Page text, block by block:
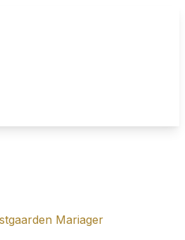
Mariager